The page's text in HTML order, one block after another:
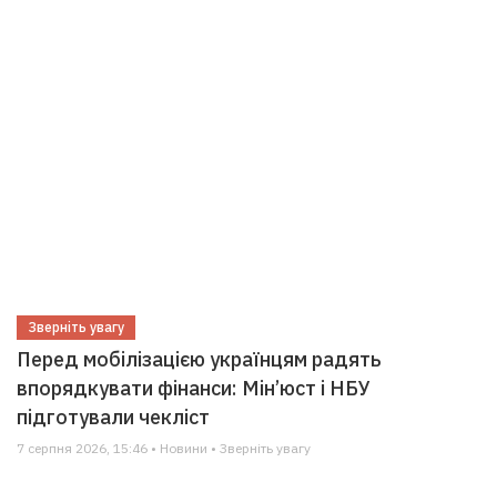
Зверніть увагу
Перед мобілізацією українцям радять
впорядкувати фінанси: Мін’юст і НБУ
підготували чекліст
7 серпня 2026, 15:46 • Новини • Зверніть увагу